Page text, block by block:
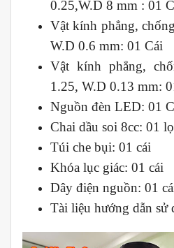
0.25,W.D 8 mm : 01
Vật kính phẳng,
W.D 0.6 mm: 01 Cái
Vật kính phẳng,
1.25, W.D 0.13 mm:
Nguồn đèn LED: 01
Chai dầu soi 8cc: 01 lọ
Túi che bụi: 01 cái
Khóa lục giác: 01 cái
Dây điện nguồn: 01
Tài liệu hướng dẫn